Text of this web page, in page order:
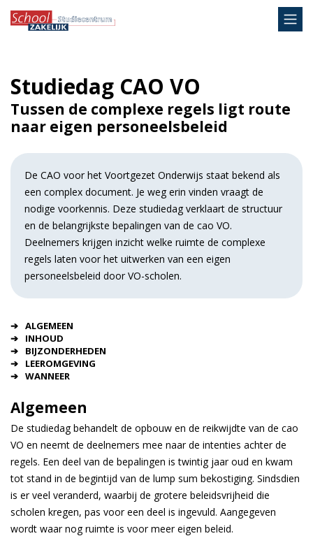
Studiedag CAO VO
Tussen de complexe regels ligt route
naar eigen personeelsbeleid
De CAO voor het Voortgezet Onderwijs staat bekend als
een complex document. Je weg erin vinden vraagt de
nodige voorkennis. Deze studiedag verklaart de structuur
en de belangrijkste bepalingen van de cao VO.
Deelnemers krijgen inzicht welke ruimte de complexe
regels laten voor het uitwerken van een eigen
personeelsbeleid door VO-scholen.
ALGEMEEN
INHOUD
BIJZONDERHEDEN
LEEROMGEVING
WANNEER
Algemeen
De studiedag behandelt de opbouw en de reikwijdte van de cao
VO en neemt de deelnemers mee naar de intenties achter de
regels. Een deel van de bepalingen is twintig jaar oud en kwam
tot stand in de begintijd van de lump sum bekostiging. Sindsdien
is er veel veranderd, waarbij de grotere beleidsvrijheid die
scholen kregen, pas voor een deel is ingevuld. Aangegeven
wordt waar nog ruimte is voor meer eigen beleid.